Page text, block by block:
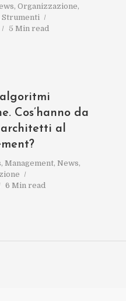
, Organizzazione,
Strumenti
5 Min read
Cos’hanno da
al
, Management, News,
6 Min read